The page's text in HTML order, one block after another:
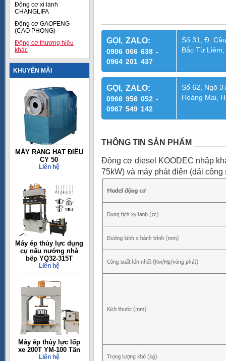
Động cơ xi lanh
CHANGLIFA
Động cơ GAOFENG
(CAO PHONG)
Động cơ thương hiệu
khác
KHUYẾN MÃI
MÁY RANG HẠT ĐIỀU
CY 50
Liên hệ
Máy ép thủy lực dụng
cụ nấu nướng nhà
bếp YQ32-315T
Liên hệ
Máy ép thủy lực lốp
xe 200T YM-100 Tấn
Liên hệ
GỌI, ZALO:
0906 066 638 -
0964 201 437
Số 31, Đ.
Bắc Từ
GỌI, ZALO:
0966 956 052 -
0967 549 142
Số 62, Ngõ
Hoàng Mai,
THÔNG TIN SẢN PHẨM
Động cơ diesel KOODEC nhập
75kW) và máy phát điện (dải